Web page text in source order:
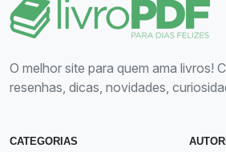
O melhor site para quem ama livros!
resenhas, dicas, novidades,
CATEGORIAS